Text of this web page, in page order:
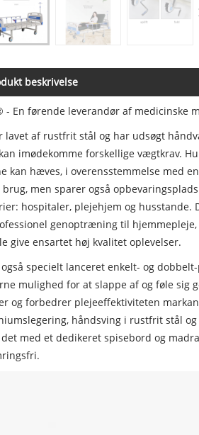
beskrivelse
- En førende leverandør af
lavet af rustfrit stål og har udsøgt
imødekomme forskellige vægtkrav.
kan hæves, i overensstemmelse med
men sparer også
hospitaler, plejehjem og
genoptræning til
give ensartet høj kvalitet oplevelser.
specielt lanceret enkelt- og
mulighed for at slappe af og føle sig
og forbedrer plejeeffektiviteten
håndsving i rustfrit stål
med et dedikeret spisebord og